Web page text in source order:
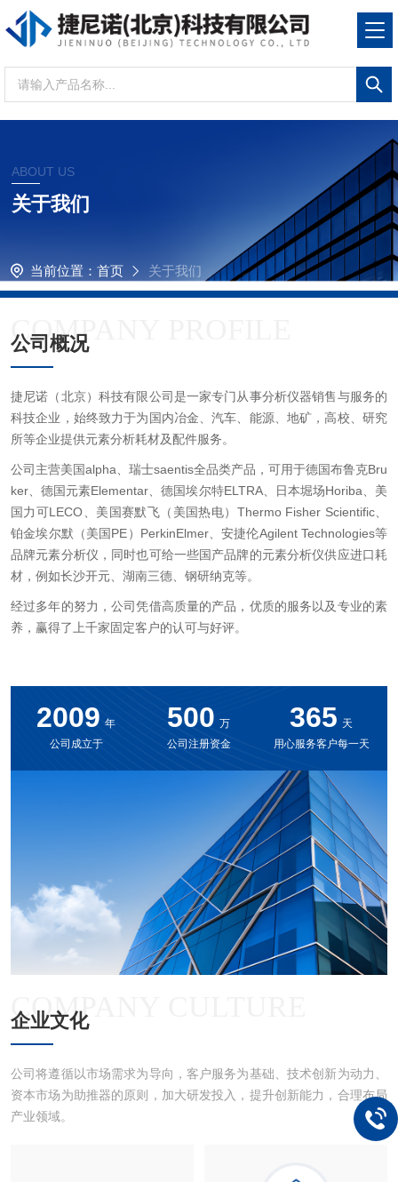
ABOUT US
关于我们
当前位置： 首页 关于我们
COMPANY PROFILE
公司概况
捷尼诺（北京）科技有限公司是一家专门从事分析仪器销售与服务的
科技企业，始终致力于为国内冶金、汽车、能源、地矿，高校、研究
所等企业提供元素分析耗材及配件服务。
公司主营美国alpha、瑞士saentis全品类产品，可用于德国布鲁克Bru
ker、德国元素Elementar、德国埃尔特ELTRA、日本堀场Horiba、美
国力可LECO、美国赛默飞（美国热电）Thermo Fisher Scientific、
铂金埃尔默（美国PE）PerkinElmer、安捷伦Agilent Technologies等
品牌元素分析仪，同时也可给一些国产品牌的元素分析仪供应进口耗
材，例如长沙开元、湖南三德、钢研纳克等。
经过多年的努力，公司凭借高质量的产品，优质的服务以及专业的素
养，赢得了上千家固定客户的认可与好评。
2009 年
公司成立于
500 万
公司注册资金
365 天
用心服务客户每一天
COMPANY CULTURE
企业文化
公司将遵循以市场需求为导向，客户服务为基础、技术创新为动力、
资本市场为助推器的原则，加大研发投入，提升创新能力，合理布局
产业领域。